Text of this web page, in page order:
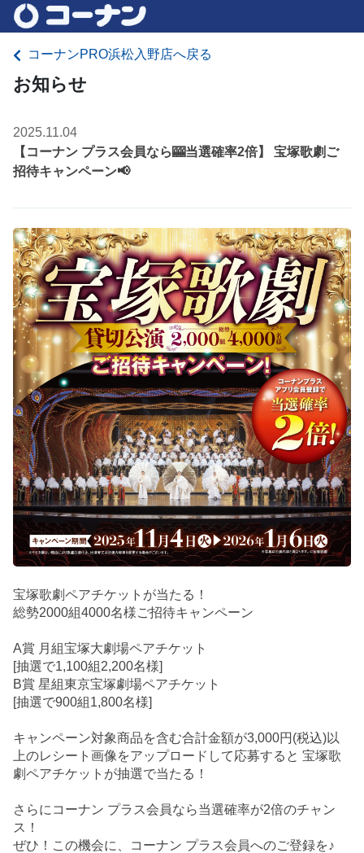
コーナンPRO浜松入野店へ戻る
お知らせ
2025.11.04
【コーナン プラス会員なら🎰当選確率2倍】 宝塚歌劇ご
招待キャンペーン📢
宝塚歌劇ペアチケットが当たる！
総勢2000組4000名様ご招待キャンペーン
A賞 月組宝塚大劇場ペアチケット
[抽選で1,100組2,200名様]
B賞 星組東京宝塚劇場ペアチケット
[抽選で900組1,800名様]
キャンペーン対象商品を含む合計金額が3,000円(税込)以
上のレシート画像をアップロードして応募すると 宝塚歌
劇ペアチケットが抽選で当たる！
さらにコーナン プラス会員なら当選確率が2倍のチャン
ス！
ぜひ！この機会に、コーナン プラス会員へのご登録を♪